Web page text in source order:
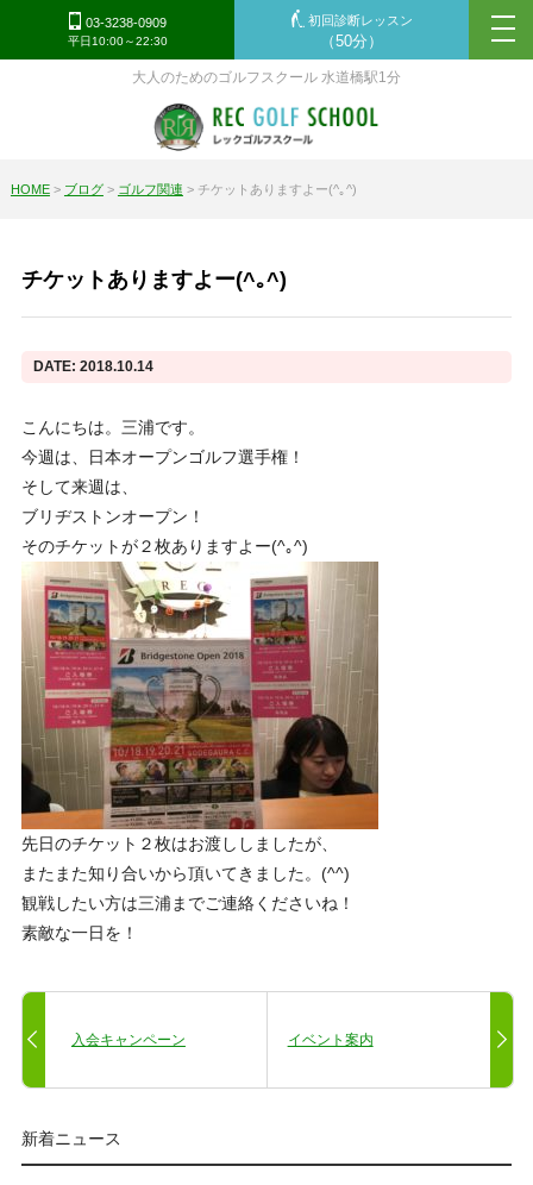
大人のためのゴルフスクール 水道橋駅1分
03-3238-0909
平日10:00～22:30
初回診断レッスン
（50分）
HOME> ブログ> ゴルフ関連 > チケットありますよー(^｡^)
チケットありますよー(^｡^)
DATE: 2018.10.14
こんにちは。三浦です。
今週は、日本オープンゴルフ選手権！
そして来週は、
ブリヂストンオープン！
そのチケットが２枚ありますよー(^｡^)
先日のチケット２枚はお渡ししましたが、
またまた知り合いから頂いてきました。(^^)
観戦したい方は三浦までご連絡くださいね！
素敵な一日を！
入会キャンペーン イベント案内
新着ニュース